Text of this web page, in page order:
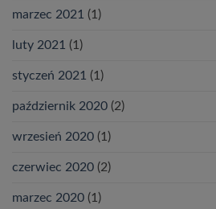
marzec 2021 (1)
luty 2021 (1)
styczeń 2021 (1)
październik 2020 (2)
wrzesień 2020 (1)
czerwiec 2020 (2)
marzec 2020 (1)